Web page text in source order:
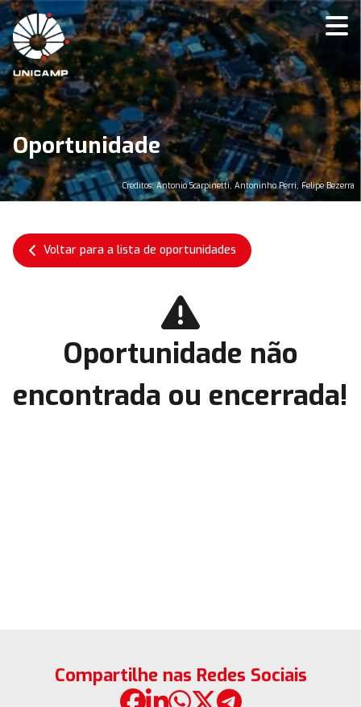
Oportunidade
Créditos: Antonio Scarpinetti, Antoninho Perri, Felipe Bezerra
Voltar para a lista de oportunidades
Oportunidade não
encontrada ou encerrada!
Compartilhe nas Redes Sociais